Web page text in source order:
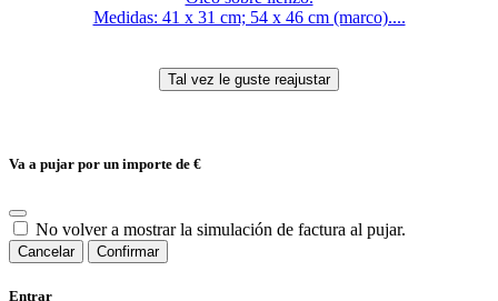
Medidas: 41 x 31 cm; 54 x 46 cm (marco)....
Va a pujar por un importe de €
No volver a mostrar la simulación de factura al pujar.
Cancelar Confirmar
Entrar